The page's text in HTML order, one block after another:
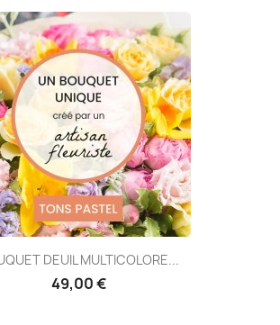
DEUIL MULTICOLORE...
49,00 €